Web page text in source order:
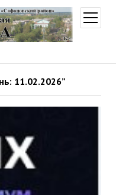
меню
11.02.2026”